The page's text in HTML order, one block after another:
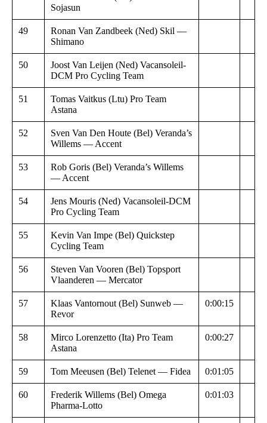
Sojasun
49
Ronan Van Zandbeek (Ned) Skil —
Shimano
50
Joost Van Leijen (Ned) Vacansoleil-
DCM Pro Cycling Team
51
Tomas Vaitkus (Ltu) Pro Team
Astana
52
Sven Van Den Houte (Bel) Veranda’s
Willems — Accent
53
Rob Goris (Bel) Veranda’s Willems
— Accent
54
Jens Mouris (Ned) Vacansoleil-DCM
Pro Cycling Team
55
Kevin Van Impe (Bel) Quickstep
Cycling Team
56
Steven Van Vooren (Bel) Topsport
Vlaanderen — Mercator
57
Klaas Vantornout (Bel) Sunweb —
Revor
0:00:15
58
Mirco Lorenzetto (Ita) Pro Team
Astana
0:00:27
59 Tom Meeusen (Bel) Telenet — Fidea 0:01:05
60
Frederik Willems (Bel) Omega
Pharma-Lotto
0:01:03